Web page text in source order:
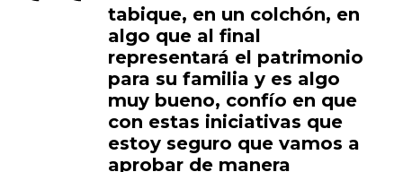
tabique, en un colchón, en
algo que al final
representará el patrimonio
para su familia y es algo
muy bueno, confío en que
con estas iniciativas que
estoy seguro que vamos a
aprobar de manera